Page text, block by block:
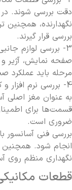
دقت بررسی شوند.
نگهدارنده، همچنین
بررسی قرار گیرند.
3- بررسی لوازم
صفحه نمایش، آژیر و
مرحله باید
4- بررسی نرم افزار
به عنوان مغز اصلی
قسمت‌ها برای
ضروری است.
بررسی فنی آسانسور
انجام شود. همچنین
نگهداری منظم روی
قطعات